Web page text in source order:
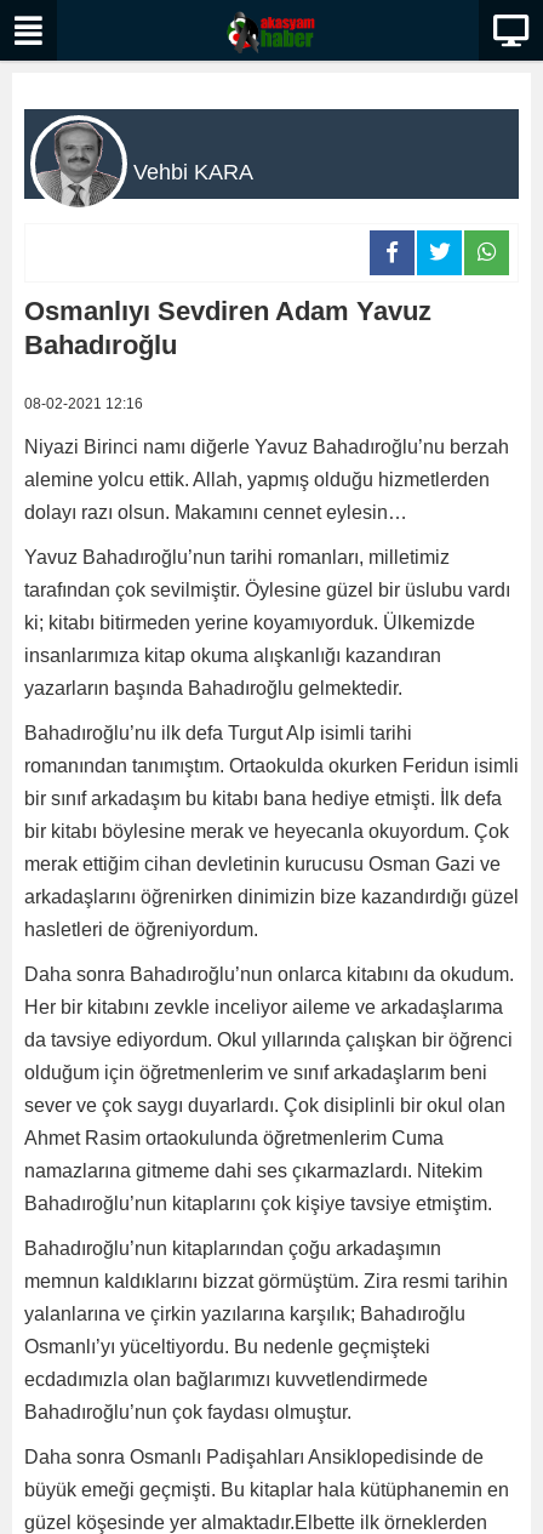
Vehbi KARA
Osmanlıyı Sevdiren Adam Yavuz
Bahadıroğlu
08-02-2021 12:16
Niyazi Birinci namı diğerle Yavuz Bahadıroğlu’nu berzah
alemine yolcu ettik. Allah, yapmış olduğu hizmetlerden
dolayı razı olsun. Makamını cennet eylesin…
Yavuz Bahadıroğlu’nun tarihi romanları, milletimiz
tarafından çok sevilmiştir. Öylesine güzel bir üslubu vardı
ki; kitabı bitirmeden yerine koyamıyorduk. Ülkemizde
insanlarımıza kitap okuma alışkanlığı kazandıran
yazarların başında Bahadıroğlu gelmektedir.
Bahadıroğlu’nu ilk defa Turgut Alp isimli tarihi
romanından tanımıştım. Ortaokulda okurken Feridun isimli
bir sınıf arkadaşım bu kitabı bana hediye etmişti. İlk defa
bir kitabı böylesine merak ve heyecanla okuyordum. Çok
merak ettiğim cihan devletinin kurucusu Osman Gazi ve
arkadaşlarını öğrenirken dinimizin bize kazandırdığı güzel
hasletleri de öğreniyordum.
Daha sonra Bahadıroğlu’nun onlarca kitabını da okudum.
Her bir kitabını zevkle inceliyor aileme ve arkadaşlarıma
da tavsiye ediyordum. Okul yıllarında çalışkan bir öğrenci
olduğum için öğretmenlerim ve sınıf arkadaşlarım beni
sever ve çok saygı duyarlardı. Çok disiplinli bir okul olan
Ahmet Rasim ortaokulunda öğretmenlerim Cuma
namazlarına gitmeme dahi ses çıkarmazlardı. Nitekim
Bahadıroğlu’nun kitaplarını çok kişiye tavsiye etmiştim.
Bahadıroğlu’nun kitaplarından çoğu arkadaşımın
memnun kaldıklarını bizzat görmüştüm. Zira resmi tarihin
yalanlarına ve çirkin yazılarına karşılık; Bahadıroğlu
Osmanlı’yı yüceltiyordu. Bu nedenle geçmişteki
ecdadımızla olan bağlarımızı kuvvetlendirmede
Bahadıroğlu’nun çok faydası olmuştur.
Daha sonra Osmanlı Padişahları Ansiklopedisinde de
büyük emeği geçmişti. Bu kitaplar hala kütüphanemin en
güzel köşesinde yer almaktadır.Elbette ilk örneklerden